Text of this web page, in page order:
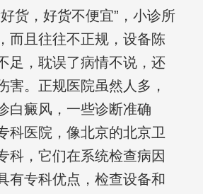
货，好货不便宜”，小诊所
而且往往不正规，设备陈
足，耽误了病情不说，还
害。正规医院虽然人多，
白癜风，一些诊断准确
科医院，像北京的北京卫
科，它们在系统检查病因
有专科优点，检查设备和